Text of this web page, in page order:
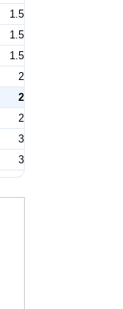
1.5
1.5
1.5
2
2
2
3
3
3
4